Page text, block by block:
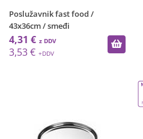
Poslužavnik fast food /
43x36cm / smeđi
4,31 €
3,53 €